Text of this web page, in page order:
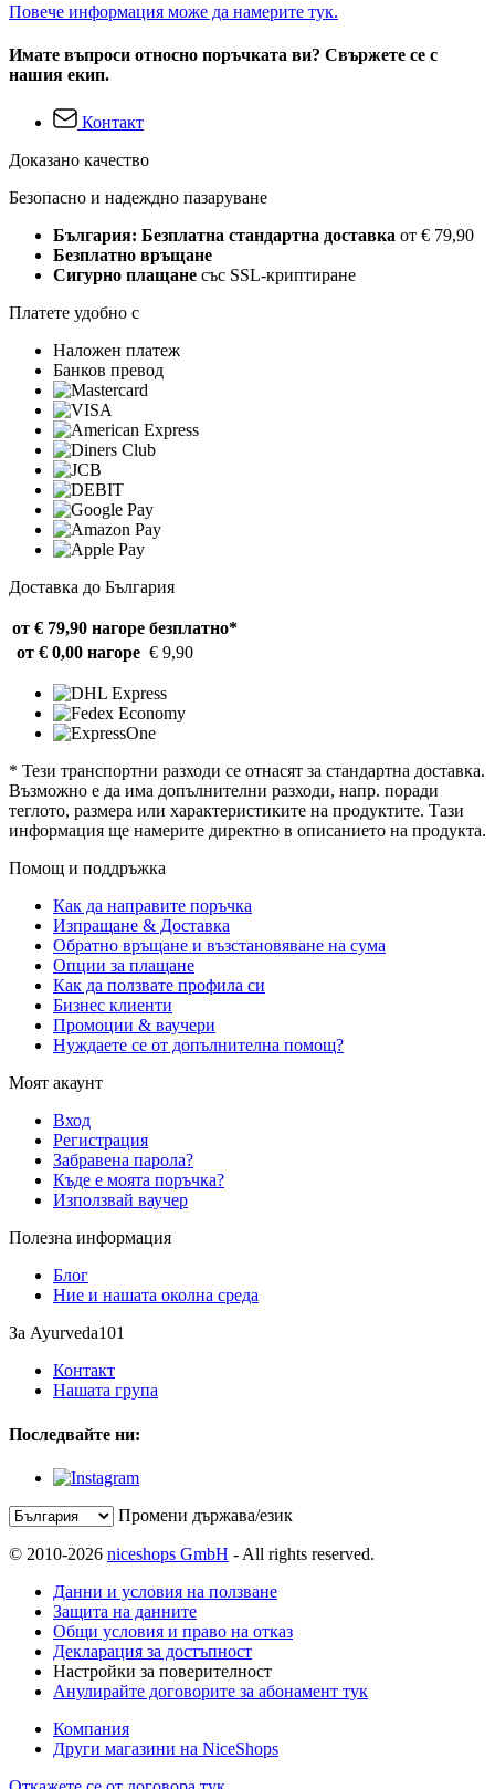
Повече информация може да намерите тук.
Имате въпроси относно поръчката ви? Свържете се с
нашия екип.
Контакт
Доказано качество
Безопасно и надеждно пазаруване
България: Безплатна стандартна доставка от € 79,90
Безплатно връщане
Сигурно плащане със SSL-криптиране
Платете удобно с
Наложен платеж
Банков превод
Доставка до България
от € 79,90 нагоре безплатно*
от € 0,00 нагоре € 9,90
* Тези транспортни разходи се отнасят за стандартна доставка.
Възможно е да има допълнителни разходи, напр. поради
теглото, размера или характеристиките на продуктите. Тази
информация ще намерите директно в описанието на продукта.
Помощ и поддръжка
Как да направите поръчка
Изпращане & Доставка
Обратно връщане и възстановяване на сума
Опции за плащане
Как да ползвате профила си
Бизнес клиенти
Промоции & ваучери
Нуждаете се от допълнителна помощ?
Моят акаунт
Вход
Регистрация
Забравена парола?
Къде е моята поръчка?
Използвай ваучер
Полезна информация
Блог
Ние и нашата околна среда
За Ayurveda101
Контакт
Нашата група
Последвайте ни:
Промени държава/език
© 2010-2026 niceshops GmbH - All rights reserved.
Данни и условия на ползване
Защита на данните
Общи условия и право на отказ
Декларация за достъпност
Настройки за поверителност
Анулирайте договорите за абонамент тук
Компания
Други магазини на NiceShops